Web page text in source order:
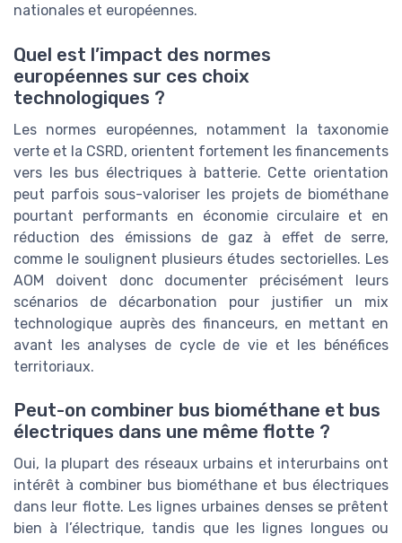
nationales et européennes.
Quel est l’impact des normes
européennes sur ces choix
technologiques ?
Les normes européennes, notamment la taxonomie
verte et la CSRD, orientent fortement les financements
vers les bus électriques à batterie. Cette orientation
peut parfois sous-valoriser les projets de biométhane
pourtant performants en économie circulaire et en
réduction des émissions de gaz à effet de serre,
comme le soulignent plusieurs études sectorielles. Les
AOM doivent donc documenter précisément leurs
scénarios de décarbonation pour justifier un mix
technologique auprès des financeurs, en mettant en
avant les analyses de cycle de vie et les bénéfices
territoriaux.
Peut-on combiner bus biométhane et bus
électriques dans une même flotte ?
Oui, la plupart des réseaux urbains et interurbains ont
intérêt à combiner bus biométhane et bus électriques
dans leur flotte. Les lignes urbaines denses se prêtent
bien à l’électrique, tandis que les lignes longues ou